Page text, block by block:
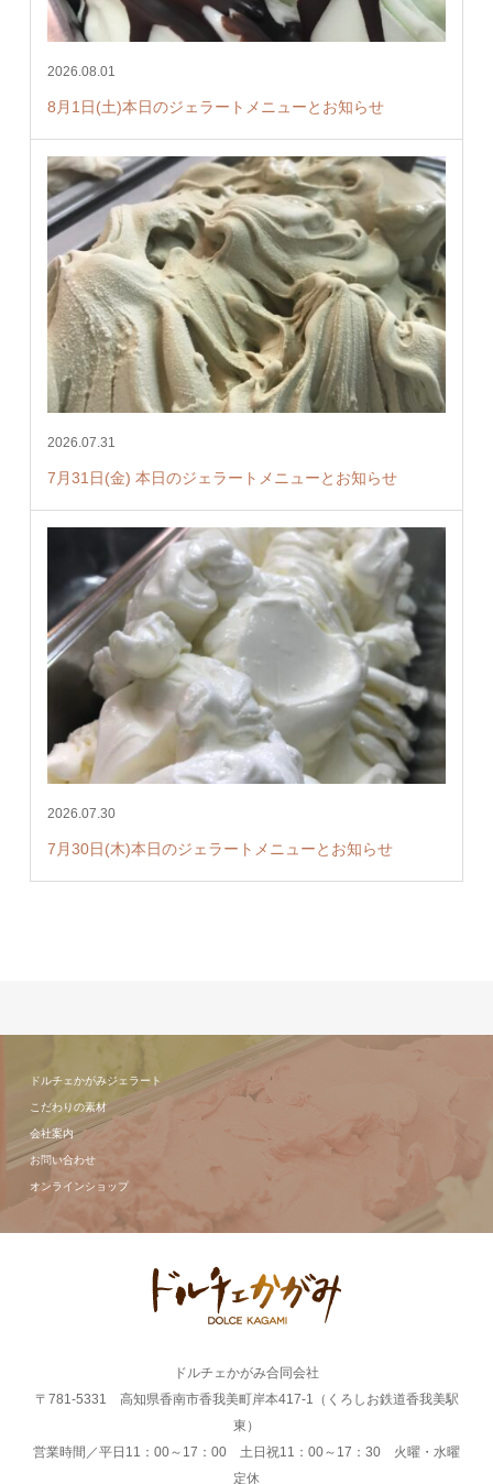
2026.08.01
8月1日(土)本日のジェラートメニューとお知らせ
2026.07.31
7月31日(金) 本日のジェラートメニューとお知らせ
2026.07.30
7月30日(木)本日のジェラートメニューとお知らせ
ドルチェかがみジェラート
こだわりの素材
会社案内
お問い合わせ
オンラインショップ
ドルチェかがみ合同会社
〒781-5331 高知県香南市香我美町岸本417-1（くろしお鉄道香我美駅
東）
営業時間／平日11：00～17：00 土日祝11：00～17：30 火曜・水曜
定休